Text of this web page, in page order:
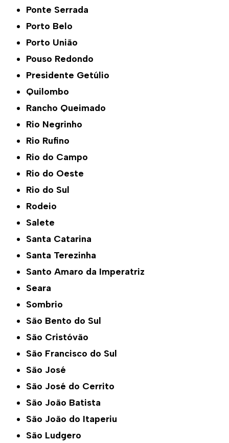
Ponte Serrada
Porto Belo
Porto União
Pouso Redondo
Presidente Getúlio
Quilombo
Rancho Queimado
Rio Negrinho
Rio Rufino
Rio do Campo
Rio do Oeste
Rio do Sul
Rodeio
Salete
Santa Catarina
Santa Terezinha
Santo Amaro da Imperatriz
Seara
Sombrio
São Bento do Sul
São Cristóvão
São Francisco do Sul
São José
São José do Cerrito
São João Batista
São João do Itaperiu
São Ludgero